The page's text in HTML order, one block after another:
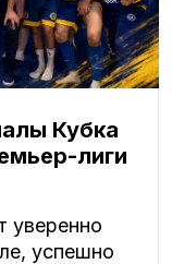
Кубка
лиги
уверенно
успешно